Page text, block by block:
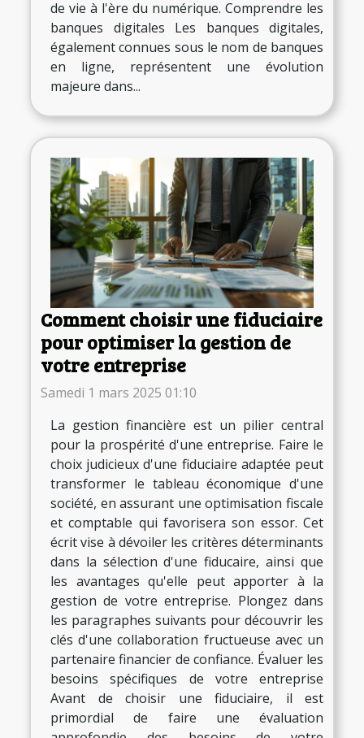
de vie à l'ère du numérique. Comprendre les
banques digitales Les banques digitales,
également connues sous le nom de banques
en ligne, représentent une évolution
majeure dans...
Comment choisir une fiduciaire
pour optimiser la gestion de
votre entreprise
Samedi 1 mars 2025 01:10
La gestion financière est un pilier central
pour la prospérité d'une entreprise. Faire le
choix judicieux d'une fiduciaire adaptée peut
transformer le tableau économique d'une
société, en assurant une optimisation fiscale
et comptable qui favorisera son essor. Cet
écrit vise à dévoiler les critères déterminants
dans la sélection d'une fiducaire, ainsi que
les avantages qu'elle peut apporter à la
gestion de votre entreprise. Plongez dans
les paragraphes suivants pour découvrir les
clés d'une collaboration fructueuse avec un
partenaire financier de confiance. Évaluer les
besoins spécifiques de votre entreprise
Avant de choisir une fiduciaire, il est
primordial de faire une évaluation